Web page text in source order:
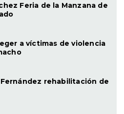
Feria de la Manzana de
a víctimas de violencia
rehabilitación de